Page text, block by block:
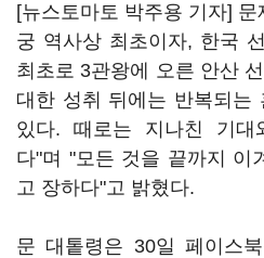
[뉴스토마토 박주용 기자]
궁 역사상 최초이자, 한국
최초로 3관왕에 오른 안산
대한 성취 뒤에는 반복되는
있다. 때로는 지나친 기
다"며 "모든 것을 끝까지 이
고 장하다"고 밝혔다.
문 대톹령은 30일 페이스